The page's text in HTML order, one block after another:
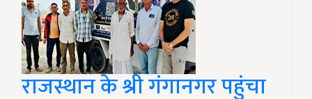
राजस्थान के श्री गंगानगर पहुंचा